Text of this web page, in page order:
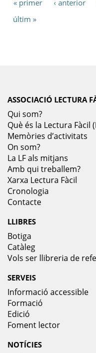
« primer ‹ anterior
últim »
ASSOCIACIÓ LECTURA
Qui som?
Què és la Lectura Fàcil
Memòries d’activitats
On som?
La LF als mitjans
Amb qui treballem?
Xarxa Lectura Fàcil
Cronologia
Contacte
LLIBRES
Botiga
Catàleg
Vols ser llibreria de
SERVEIS
Informació accessible
Formació
Edició
Foment lector
NOTÍCIES